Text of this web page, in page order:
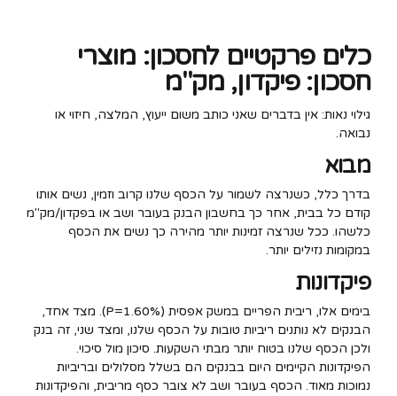
כלים פרקטיים לחסכון: מוצרי
חסכון: פיקדון, מק"מ
גילוי נאות: אין בדברים שאני כותב משום ייעוץ, המלצה, חיזוי או
נבואה.
מבוא
בדרך כלל, כשנרצה לשמור על הכסף שלנו קרוב וזמין, נשים אותו
קודם כל בבית, אחר כך בחשבון הבנק בעובר ושב או בפקדון/מק"מ
כלשהו. ככל שנרצה זמינות יותר מהירה כך נשים את הכסף
במקומות נזילים יותר.
פיקדונות
בימים אלו, ריבית הפריים במשק אפסית (P=1.60%). מצד אחד,
הבנקים לא נותנים ריביות טובות על הכסף שלנו, ומצד שני, זה בנק
ולכן הכסף שלנו בטוח יותר מבתי השקעות. סיכון מול סיכוי.
הפיקדונות הקיימים היום בבנקים הם בשלל מסלולים ובריביות
נמוכות מאוד. הכסף בעובר ושב לא צובר כסף מריבית, והפיקדונות